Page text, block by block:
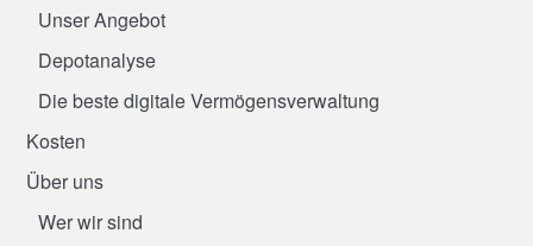
Unser Angebot
Depotanalyse
Die beste digitale Vermögensverwaltung
Kosten
Über uns
Wer wir sind